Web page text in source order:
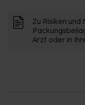
Zu Risiken und
Arzt oder in